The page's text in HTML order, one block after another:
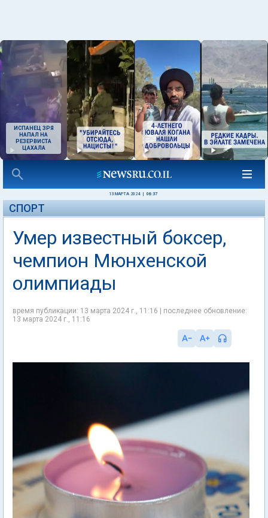
ИСПАНЕЦ ЗРЯ
НАПАЛ НА
РЕЗЕРВИСТА
ЦАХАЛА
13 МАРТА 2024 06:37
СПОРТ
Умер известный боксер,
чемпион Мюнхенской
олимпиады
время публикации: 13 марта 2024 г., 11:16 | последнее обновление:
13 марта 2024 г., 11:16